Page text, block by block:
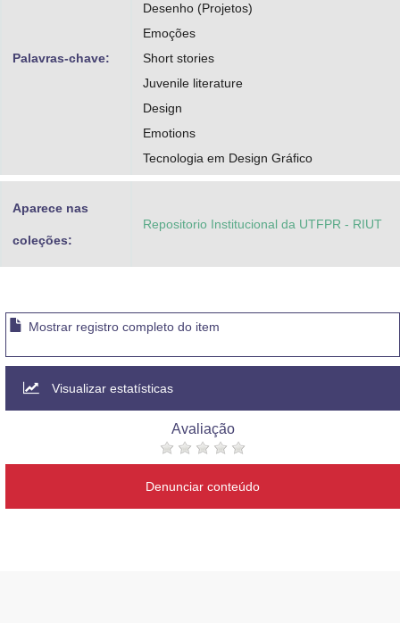
Palavras-chave:
Desenho (Projetos)
Emoções
Short stories
Juvenile literature
Design
Emotions
Tecnologia em Design Gráfico
Aparece nas
coleções:
Repositorio Institucional da UTFPR - RIUT
Mostrar registro completo do item
Visualizar estatísticas
Avaliação
Denunciar conteúdo